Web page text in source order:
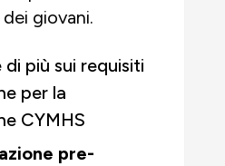
giovani.
di più sui requisiti
per la
CYMHS
pre-